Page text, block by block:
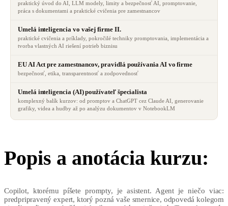
praktický úvod do AI, LLM modely, limity a bezpečnosť AI, promptovanie,
práca s dokumentami a praktické cvičenia pre zamestnancov
Umelá inteligencia vo vašej firme II.
praktické cvičenia a príklady, pokročilé techniky promptovania, implementácia a
tvorba vlastných AI riešení potrieb biznisu
EU AI Act pre zamestnancov, pravidlá používania AI vo firme
bezpečnosť, etika, transparentnosť a zodpovednosť
Umelá inteligencia (AI) používateľ špecialista
komplexný balík kurzov: od promptov a ChatGPT cez Claude AI, generovanie
grafiky, videa a hudby až po analýzu dokumentov v NotebookLM
Popis a anotácia kurzu:
Copilot, ktorému píšete prompty, je asistent. Agent je niečo viac:
predpripravený expert, ktorý pozná vaše smernice, odpovedá kolegom